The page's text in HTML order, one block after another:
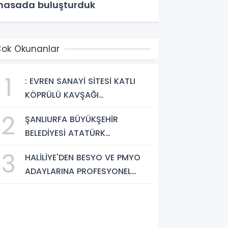
buluşturduk
Okunanlar
1
: EVREN SANAYİ SİTESİ KATLI
KÖPRÜLÜ KAVŞAĞI
BAŞLADI
2
ŞANLIURFA BÜYÜKŞEHİR
BELEDİYESİ ATATÜRK
ÇALIŞMALARINA BAŞLIYOR
3
HALİLİYE'DEN BESYO VE PMYO
ADAYLARINA PROFESYONEL